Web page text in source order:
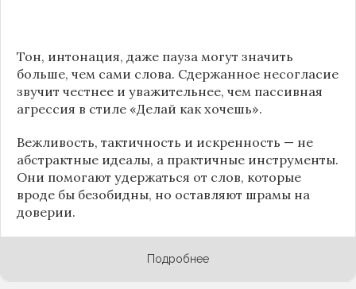
Тон, интонация, даже пауза могут значить
больше, чем сами слова. Сдержанное несогласие
звучит честнее и уважительнее, чем пассивная
агрессия в стиле «Делай как хочешь».
Вежливость, тактичность и искренность — не
абстрактные идеалы, а практичные инструменты.
Они помогают удержаться от слов, которые
вроде бы безобидны, но оставляют шрамы на
доверии.
Подробнее